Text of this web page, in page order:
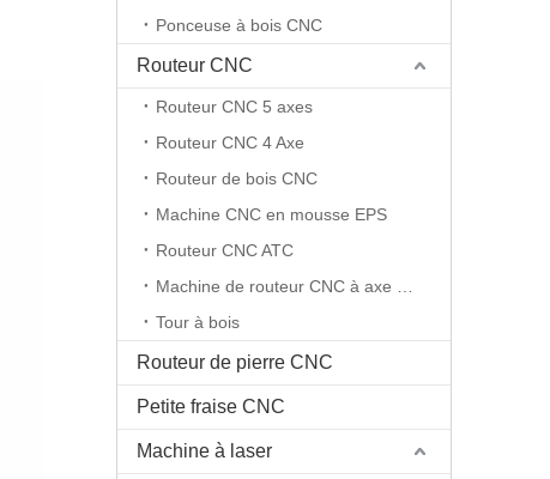
Ponceuse à bois CNC
Routeur CNC
Routeur CNC 5 axes
Routeur CNC 4 Axe
Routeur de bois CNC
Machine CNC en mousse EPS
Routeur CNC ATC
Tour à bois
Routeur de pierre CNC
Petite fraise CNC
Machine à laser